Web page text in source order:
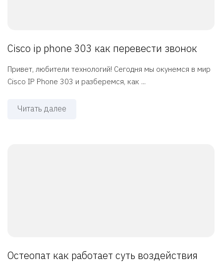
Cisco ip phone 303 как перевести звонок
Привет, любители технологий! Сегодня мы окунемся в мир
Cisco IP Phone 303 и разберемся, как ...
Читать далее
Остеопат как работает суть воздействия